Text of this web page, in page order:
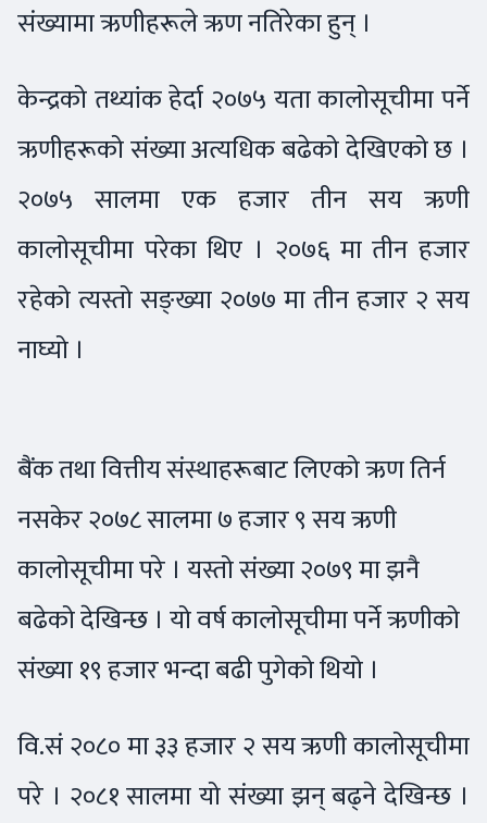
संख्यामा ऋणीहरूले ऋण नतिरेका हुन् ।
केन्द्रको तथ्यांक हेर्दा २०७५ यता कालोसूचीमा पर्ने
ऋणीहरूको संख्या अत्यधिक बढेको देखिएको छ ।
२०७५ सालमा एक हजार तीन सय ऋणी
कालोसूचीमा परेका थिए । २०७६ मा तीन हजार
रहेको त्यस्तो सङ्ख्या २०७७ मा तीन हजार २ सय
नाघ्यो ।
बैंक तथा वित्तीय संस्थाहरूबाट लिएको ऋण तिर्न
नसकेर २०७८ सालमा ७ हजार ९ सय ऋणी
कालोसूचीमा परे । यस्तो संख्या २०७९ मा झनै
बढेको देखिन्छ । यो वर्ष कालोसूचीमा पर्ने ऋणीको
संख्या १९ हजार भन्दा बढी पुगेको थियो ।
वि.सं २०८० मा ३३ हजार २ सय ऋणी कालोसूचीमा
परे । २०८१ सालमा यो संख्या झन् बढ्ने देखिन्छ ।